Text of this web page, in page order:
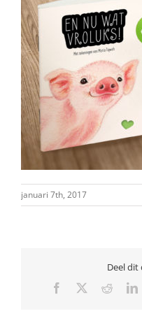
januari 7th, 2017
Deel dit
Facebook Reddit